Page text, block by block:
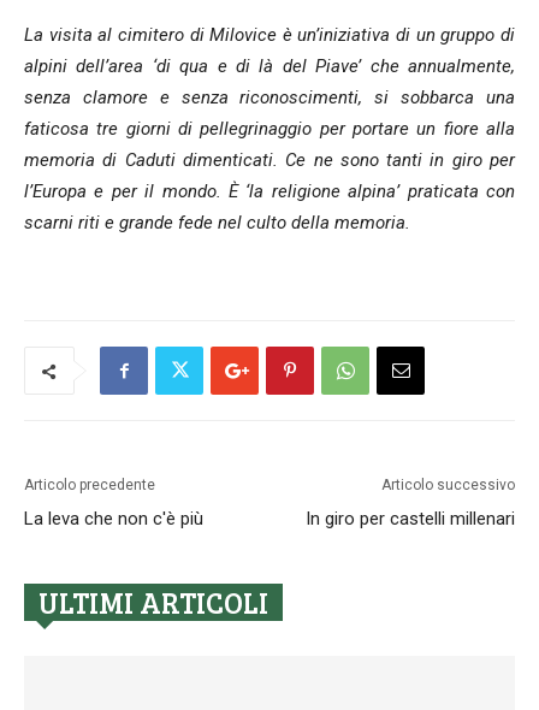
La visita al cimitero di Milovice è un’iniziativa di un gruppo di
alpini dell’area ‘di qua e di là del Piave’ che annualmente,
senza clamore e senza riconoscimenti, si sobbarca una
faticosa tre giorni di pellegrinaggio per portare un fiore alla
memoria di Caduti dimenticati. Ce ne sono tanti in giro per
l’Europa e per il mondo. È ‘la religione alpina’ praticata con
scarni riti e grande fede nel culto della memoria.
Articolo precedente
La leva che non c'è più
Articolo successivo
In giro per castelli millenari
ULTIMI ARTICOLI